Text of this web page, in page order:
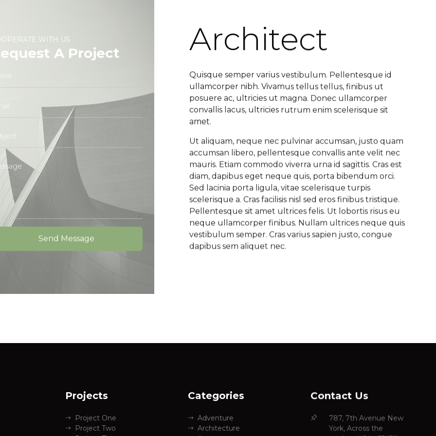
WITH US
A Project Architect
Quisque semper varius vestibulum. Pellentesque id
ullamcorper nibh. Vivamus tellus tellus, finibus ut
posuere ac, ultricies ut magna. Donec ullamcorper
convallis lacus, ultricies rutrum enim scelerisque sit
amet.
Ut aliquam, neque nec pulvinar accumsan, justo quam
accumsan libero, pellentesque convallis ante velit nec
mauris. Etiam commodo viverra urna id sagittis. Cras est
diam, dapibus eget neque quis, porta bibendum orci.
Sed lacinia porta ligula, vitae scelerisque turpis
scelerisque a. Cras facilisis nisl sed eros finibus tristique.
Pellentesque sit amet ultrices felis. Ut lobortis risus eu
neque ullamcorper finibus. Nullam ultrices neque quis
vestibulum semper. Cras varius sapien justo, congue
dapibus sem aliquet nec.
Projects
Project One
Project Two
Categories
Adventure
Architecture
Contact Us
787, 7th Avenue New
York, Across the